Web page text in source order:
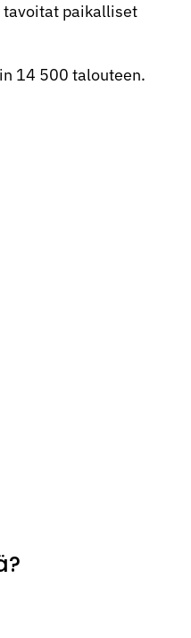
tavoitat paikalliset
14 500 talouteen.